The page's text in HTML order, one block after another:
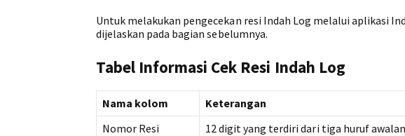
Untuk melakukan pengecekan resi Indah Log melalui aplikasi
dijelaskan pada bagian sebelumnya.
Tabel Informasi Cek Resi Indah Log
Nama kolom
Keterangan
Nomor Resi
12 digit yang terdiri dari tiga huruf